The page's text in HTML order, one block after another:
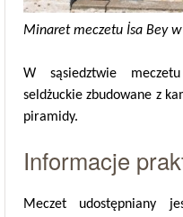
Minaret meczetu İsa Bey w
W sąsiedztwie
seldżuckie zbudowane z
piramidy.
Informacje
Meczet udostępniany